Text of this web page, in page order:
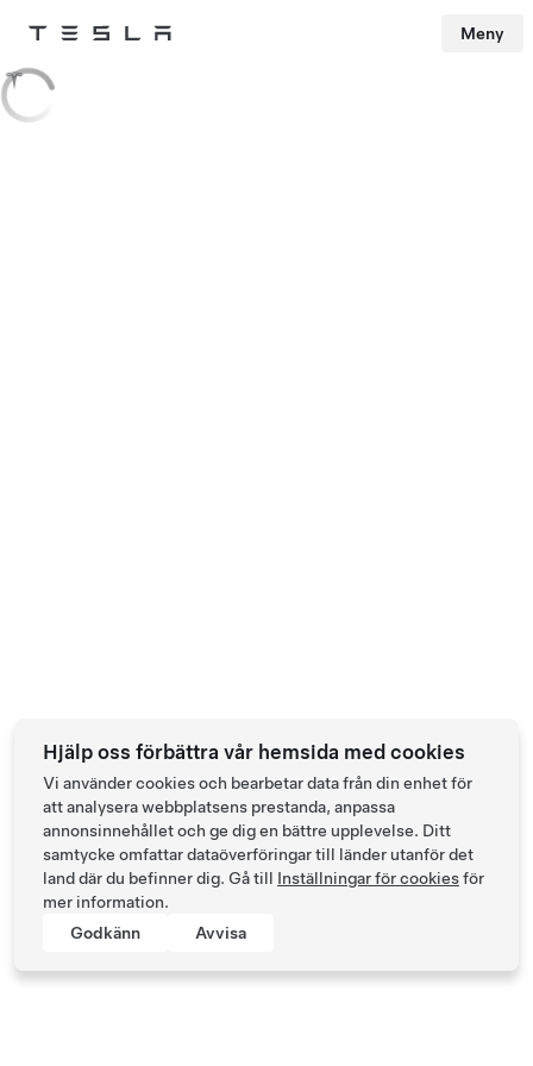
Tesla
Skip to main content
Meny
Hjälp oss förbättra vår hemsida med cookies
Vi använder cookies och bearbetar data från din enhet för
att analysera webbplatsens prestanda, anpassa
annonsinnehållet och ge dig en bättre upplevelse. Ditt
samtycke omfattar dataöverföringar till länder utanför det
land där du befinner dig. Gå till Inställningar för cookiesför
mer information.
Godkänn
Avvisa